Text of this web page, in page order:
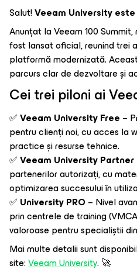
Salut!Veeam University
Anunțat la Veeam 100 Summit,
fost lansat oficial, reunind trei
platformă modernizată.
parcurs clar de dezvoltare și
Cei trei piloni ai
✅Veeam University Free –
pentru clienți noi, cu acces la
practice și resurse tehnice.
✅Veeam University Partner
partenerilor autorizați, cu
optimizarea succesului în
✅ University PRO– Nivel
prin centrele de training
valoroase pentru specialiștii
Mai multe detalii sunt
site:Veeam University. 🚀